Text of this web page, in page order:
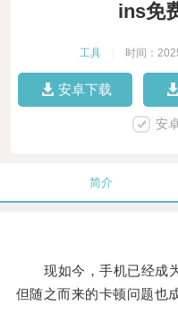
ins免
工具 时间：
安卓下载
安
简介
现如今，手机已经成为
但随之而来的卡顿问题也